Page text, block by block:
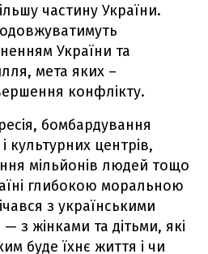
частину України.
України та
мета яких –
конфлікту.
бомбардування
культурних центрів,
мільйонів людей тощо
глибокою моральною
з українськими
з жінками та дітьми, які
буде їхнє життя і чи